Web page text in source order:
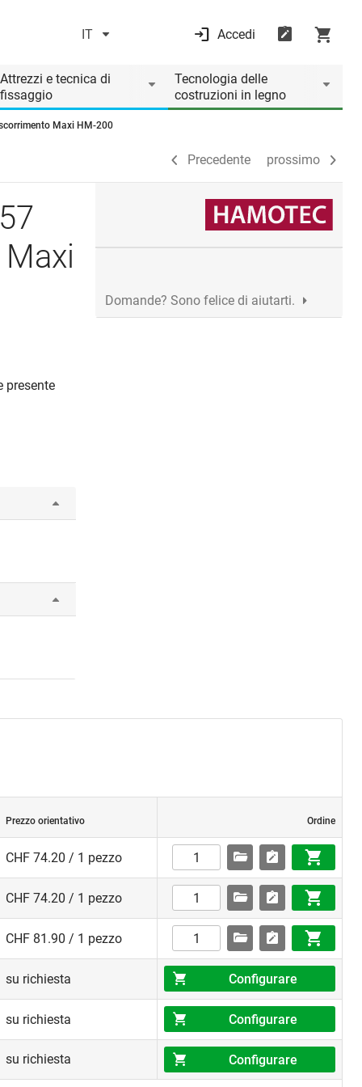
IT Accedi
Attrezzi e tecnica di
fissaggio
Tecnologia delle
costruzioni in legno
Maxi HM-200
Precedente prossimo
Precedente prossimo
presente
Domande? Sono felice di aiutarti.
Prezzo orientativo Ordine
CHF 74.20 / 1 pezzo
CHF 74.20 / 1 pezzo
CHF 81.90 / 1 pezzo
su richiesta Configurare
su richiesta Configurare
su richiesta Configurare